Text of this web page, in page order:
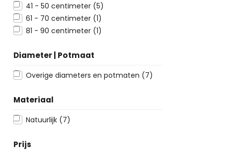
41 - 50 centimeter (5)
61 - 70 centimeter (1)
81 - 90 centimeter (1)
Diameter | Potmaat
Overige diameters en potmaten (7)
Materiaal
Natuurlijk (7)
Prijs